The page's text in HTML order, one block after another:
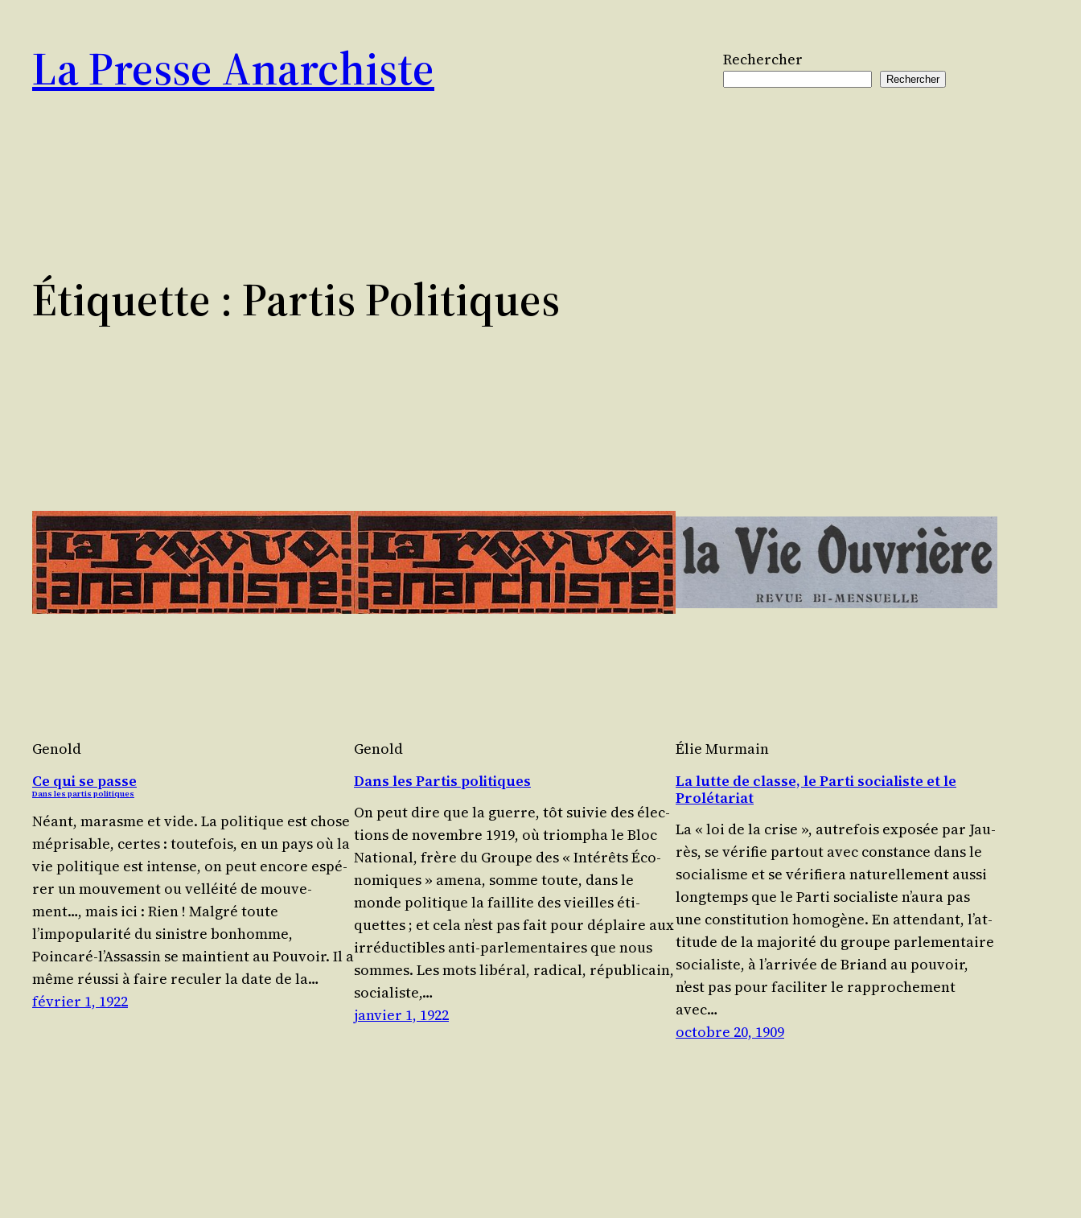
contenu
La Presse Anarchiste Rechercher
Rechercher
Étiquette : Partis Politiques
Genold
Ce qui se passe
Dans les partis politiques
Néant, marasme et vide. La poli­tique est chose
mépri­sable, certes : tou­te­fois, en un pays où la
vie poli­tique est intense, on peut encore espé­
rer un mou­ve­ment ou vel­léi­té de mou­ve­
ment…, mais ici : Rien ! Mal­gré toute
l’impopularité du sinistre bon­homme,
Poincaré‑l’Assassin se main­tient au Pou­voir. Il a
même réus­si à faire recu­ler la date de la…
février 1, 1922
Genold
Dans les Partis politiques
On peut dire que la guerre, tôt sui­vie des élec­
tions de novembre 1919, où triom­pha le Bloc
Natio­nal, frère du Groupe des « Inté­rêts Éco­
no­miques » ame­na, somme toute, dans le
monde poli­tique la faillite des vieilles éti­
quettes ; et cela n’est pas fait pour déplaire aux
irré­duc­tibles anti-par­le­men­taires que nous
sommes. Les mots libé­ral, radi­cal, répu­bli­cain,
socia­liste,…
janvier 1, 1922
Élie Murmain
La lutte de classe, le Parti socialiste et le
Prolétariat
La « loi de la crise », autre­fois expo­sée par Jau­
rès, se véri­fie par­tout avec constance dans le
socia­lisme et se véri­fie­ra natu­rel­le­ment aus­si
long­temps que le Par­ti socia­liste n’au­ra pas
une consti­tu­tion homo­gène. En atten­dant, l’at­
ti­tude de la majo­ri­té du groupe par­le­men­taire
socia­liste, à l’ar­ri­vée de Briand au pou­voir,
n’est pas pour faci­li­ter le rap­pro­che­ment
avec…
octobre 20, 1909